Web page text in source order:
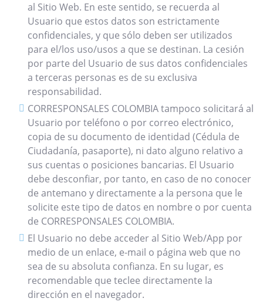
al Sitio Web. En este sentido, se recuerda al
Usuario que estos datos son estrictamente
confidenciales, y que sólo deben ser utilizados
para el/los uso/usos a que se destinan. La cesión
por parte del Usuario de sus datos confidenciales
a terceras personas es de su exclusiva
responsabilidad.
CORRESPONSALES COLOMBIA tampoco solicitará al
Usuario por teléfono o por correo electrónico,
copia de su documento de identidad (Cédula de
Ciudadanía, pasaporte), ni dato alguno relativo a
sus cuentas o posiciones bancarias. El Usuario
debe desconfiar, por tanto, en caso de no conocer
de antemano y directamente a la persona que le
solicite este tipo de datos en nombre o por cuenta
de CORRESPONSALES COLOMBIA.
El Usuario no debe acceder al Sitio Web/App por
medio de un enlace, e-mail o página web que no
sea de su absoluta confianza. En su lugar, es
recomendable que teclee directamente la
dirección en el navegador.